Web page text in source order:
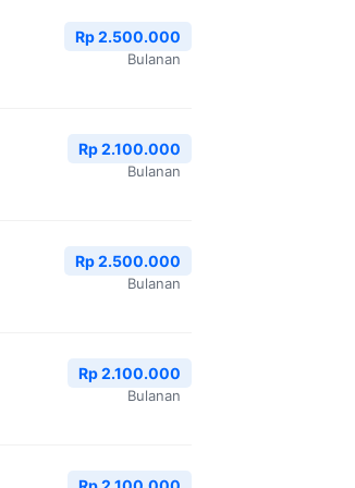
Rp 2.500.000
Bulanan
Rp 2.100.000
Bulanan
Rp 2.500.000
Bulanan
Rp 2.100.000
Bulanan